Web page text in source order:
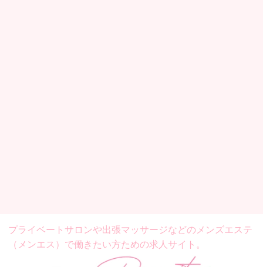
プライベートサロンや出張マッサージなどの メンズエステ
（メンエス）で働きたい方ための求人サイト。